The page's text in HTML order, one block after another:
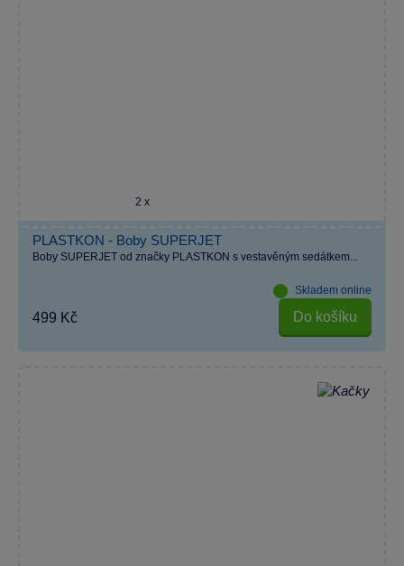
2 x
PLASTKON - Boby SUPERJET
Boby SUPERJET od značky PLASTKON s vestavěným sedátkem...
Skladem online
499 Kč Do košíku